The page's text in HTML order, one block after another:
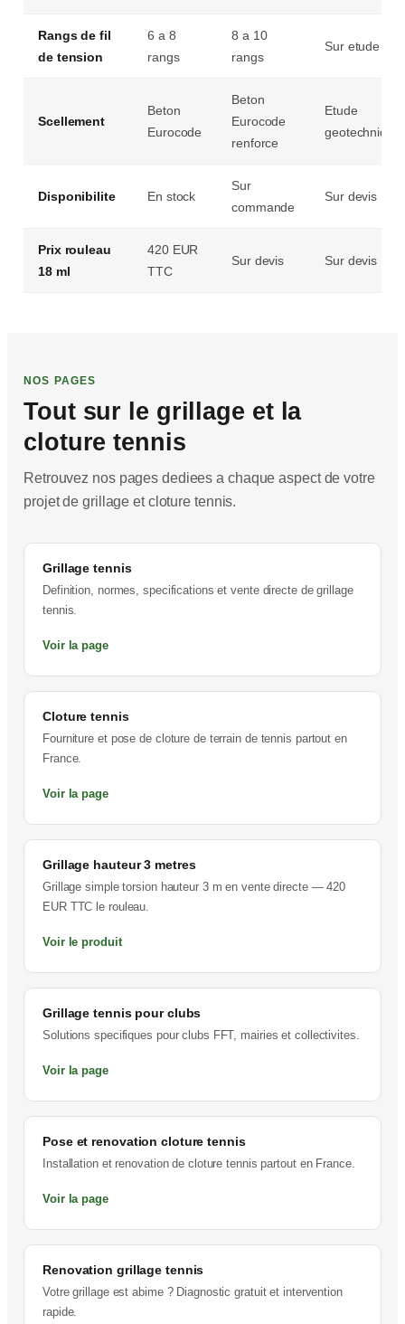
Rangs de fil
de tension
6 a 8
rangs
8 a 10
rangs
Sur etude
Scellement
Beton
Eurocode
Beton
Eurocode
renforce
Etude
geotechnique
Disponibilite En stock
Sur
commande
Sur devis
Prix rouleau
18 ml
420 EUR
TTC
Sur devis Sur devis
NOS PAGES
Tout sur le grillage et la
cloture tennis
Retrouvez nos pages dediees a chaque aspect de votre
projet de grillage et cloture tennis.
Grillage tennis
Definition, normes, specifications et vente directe de grillage
tennis.
Voir la page
Cloture tennis
Fourniture et pose de cloture de terrain de tennis partout en
France.
Voir la page
Grillage hauteur 3 metres
Grillage simple torsion hauteur 3 m en vente directe — 420
EUR TTC le rouleau.
Voir le produit
Grillage tennis pour clubs
Solutions specifiques pour clubs FFT, mairies et collectivites.
Voir la page
Pose et renovation cloture tennis
Installation et renovation de cloture tennis partout en France.
Voir la page
Renovation grillage tennis
Votre grillage est abime ? Diagnostic gratuit et intervention
rapide.